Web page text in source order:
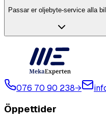
Passar er oljebyte-service alla
076 70 90 238→
Öppettider